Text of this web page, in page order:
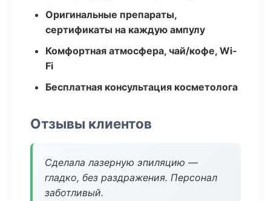
Оригинальные препараты,
сертификаты на каждую ампулу
Комфортная атмосфера, чай/кофе, Wi-
Fi
Бесплатная консультация косметолога
Отзывы клиентов
Сделала лазерную эпиляцию —
гладко, без раздражения. Персонал
заботливый.